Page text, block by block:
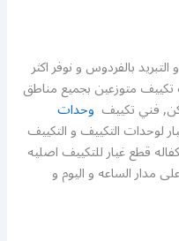
بالفردوس و نوفر اكثر
متوزعين بجميع مناطق
فني تكييف وحدات
لوحدات التكييف و التكييف
قطع غيار للتكييف اصليه
مدار الساعه و اليوم و